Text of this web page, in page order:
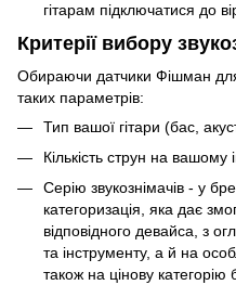
гітарам підключатися до
Критерії вибору
Обираючи датчики Фішман для
таких параметрів:
Тип вашої гітари (бас,
Кількість струн на вашому
Серію звукознімачів - у
категоризація, яка дає
відповідного девайса, з
та інструменту, а й на
також на цінову